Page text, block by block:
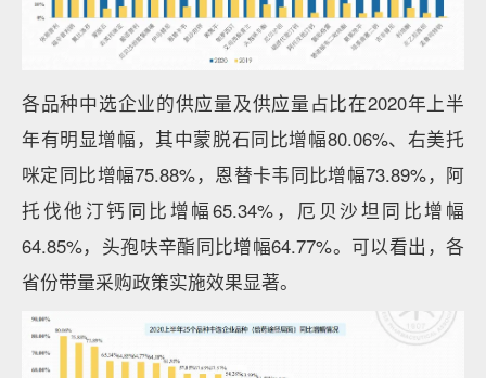
各品种中选企业的供应量及供应量占比在2020年上半
年有明显增幅，其中蒙脱石同比增幅80.06%、右美托
咪定同比增幅75.88%，恩替卡韦同比增幅73.89%，阿
托伐他汀钙同比增幅65.34%，厄贝沙坦同比增幅
64.85%，头孢呋辛酯同比增幅64.77%。可以看出，各
省份带量采购政策实施效果显著。